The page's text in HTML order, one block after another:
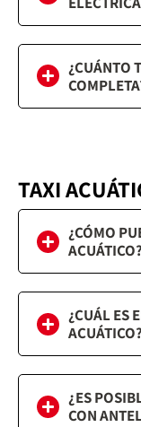
¿CUÁNTO
TAXI
¿CÓMO
ACUÁTICO?
¿CUÁL ES
ACUÁTICO?
¿ES
CON